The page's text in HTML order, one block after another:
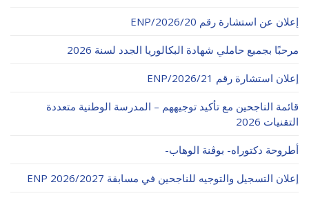
ميثاق الأداب والأخلاقيات الجامعية
إعلان عن استشارة رقم 20/ENP/2026
مرحبًا بجميع حاملي شهادة البكالوريا الجدد لسنة 2026
إعلان استشارة رقم 21/ENP/2026
قائمة الناجحين مع تأكيد توجيههم – المدرسة الوطنية متعددة
التقنيات 2026
أطروحة دكتوراه- بوڨنة الوهاب-
إعلان التسجيل والتوجيه للناجحين في مسابقة ENP 2026/2027